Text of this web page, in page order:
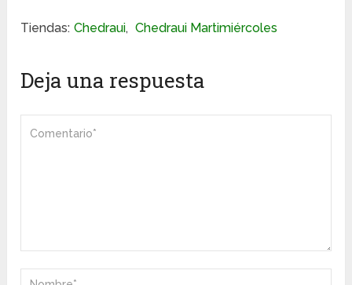
Tiendas: Chedraui, Chedraui Martimiércoles
Deja una respuesta